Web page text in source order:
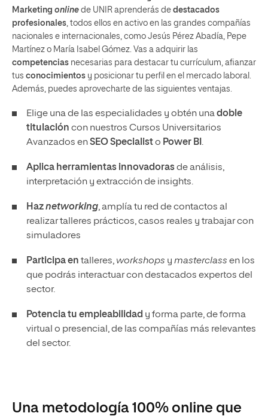
Marketing online de UNIR aprenderás de destacados
profesionales, todos ellos en activo en las grandes compañías
nacionales e internacionales, como Jesús Pérez Abadía, Pepe
Martínez o María Isabel Gómez. Vas a adquirir las
competencias necesarias para destacar tu currículum, afianzar
tus conocimientos y posicionar tu perfil en el mercado laboral.
Además, puedes aprovecharte de las siguientes ventajas.
Elige una de las especialidades y obtén unadoble
titulación con nuestros Cursos Universitarios
Avanzados enSEO Specialisto Power BI .
Aplica herramientas innovadorasde análisis,
interpretación y extracción de insights.
Haznetworking, amplía tu red de contactos al
realizar talleres prácticos, casos reales y trabajar con
simuladores
Participa en talleres, workshops y masterclass en los
que podrás interactuar con destacados expertos del
sector.
Potencia tu empleabilidad y forma parte, de forma
virtual o presencial, de las compañías más relevantes
del sector.
Una metodología 100% online que